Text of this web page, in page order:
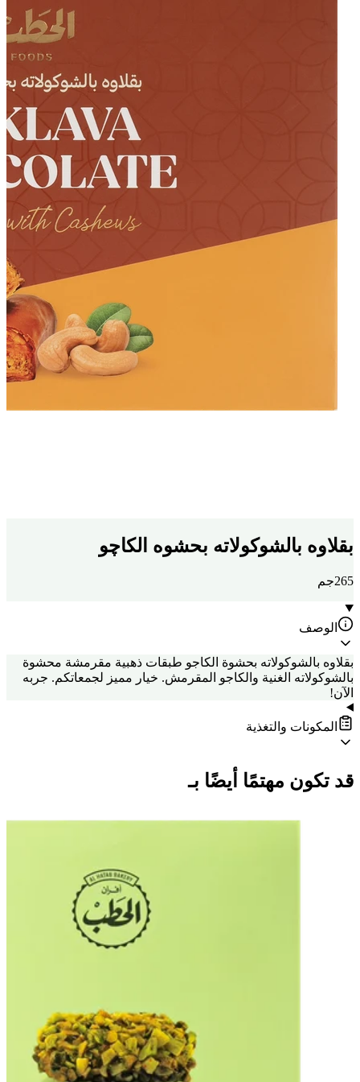
بقلاوه بالشوكولاته بحشوه الكاچو
265جم
الوصف
بقلاوه بالشوكولاته بحشوة الكاجو طبقات ذهبية مقرمشة محشوة
بالشوكولاته الغنية والكاجو المقرمش. خيار مميز لجمعاتكم. جربه
الآن!
المكونات والتغذية
قد تكون مهتمًا أيضًا بـ